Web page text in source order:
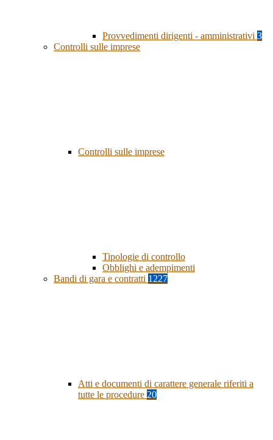
Provvedimenti dirigenti - amministrativi 3
Controlli sulle imprese
Controlli sulle imprese
Tipologie di controllo
Obblighi e adempimenti
Bandi di gara e contratti 1227
Atti e documenti di carattere generale riferiti a
tutte le procedure 20